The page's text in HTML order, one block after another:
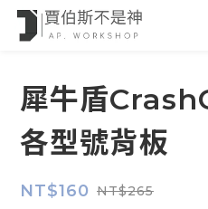
犀牛盾
各型號背板
NT$160 NT$265